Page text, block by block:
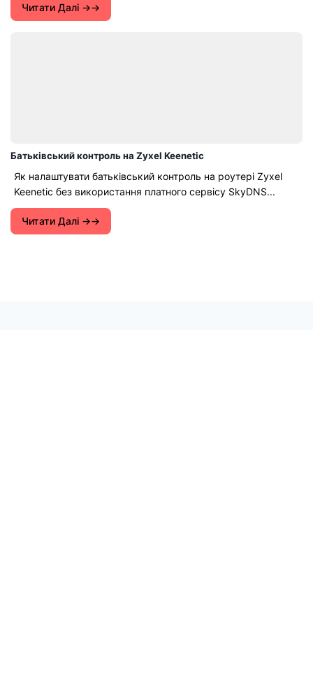
Читати Далі →
Батьківський контроль на Zyxel Keenetic
Як налаштувати батьківський контроль на роутері Zyxel
Keenetic без використання платного сервісу SkyDNS...
Читати Далі →